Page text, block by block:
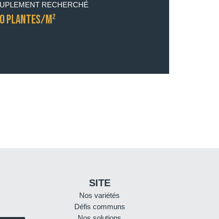
RECHERCHÉ
PLANTES/M²
SITE
Nos variétés
Défis communs